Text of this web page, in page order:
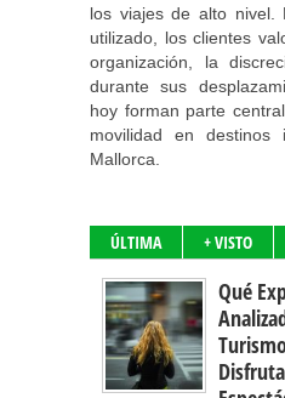
los viajes de alto nivel.
utilizado, los clientes
organización, la
durante sus
hoy forman parte
movilidad en destinos
Mallorca.
ÚLTIMA + VISTO
Qué